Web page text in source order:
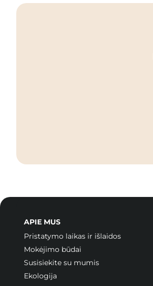
APIE MUS
Pristatymo laikas ir išlaidos
Mokėjimo būdai
Susisiekite su mumis
Ekologija